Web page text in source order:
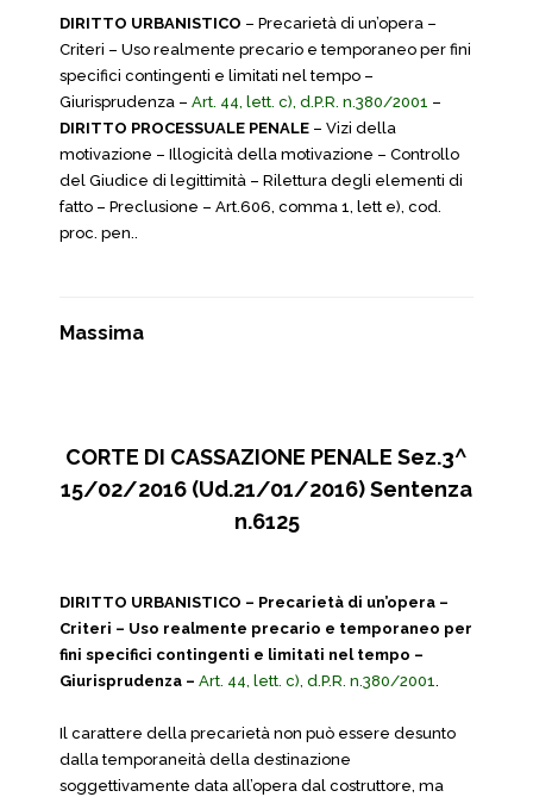
DIRITTO URBANISTICO – Precarietà di un’opera –
Criteri – Uso realmente precario e temporaneo per fini
specifici contingenti e limitati nel tempo –
Giurisprudenza – Art. 44, lett. c), d.P.R. n.380/2001 –
DIRITTO PROCESSUALE PENALE – Vizi della
motivazione – Illogicità della motivazione – Controllo
del Giudice di legittimità – Rilettura degli elementi di
fatto – Preclusione – Art.606, comma 1, lett e), cod.
proc. pen..
Massima
CORTE DI CASSAZIONE PENALE Sez.3^
15/02/2016 (Ud.21/01/2016) Sentenza
n.6125
DIRITTO URBANISTICO – Precarietà di un’opera –
Criteri – Uso realmente precario e temporaneo per
fini specifici contingenti e limitati nel tempo –
Giurisprudenza – Art. 44, lett. c), d.P.R. n.380/2001.
Il carattere della precarietà non può essere desunto
dalla temporaneità della destinazione
soggettivamente data all’opera dal costruttore, ma